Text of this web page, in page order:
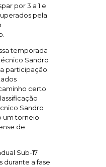
por 3 a 1 e
pela
temporada
Sandro
participação.
certo
Sandro
um torneio
de
Sub-17
durante a fase